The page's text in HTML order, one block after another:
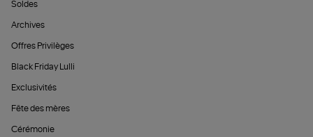
Soldes
Archives
Offres Privilèges
Black Friday Lulli
Exclusivités
Fête des mères
Cérémonie